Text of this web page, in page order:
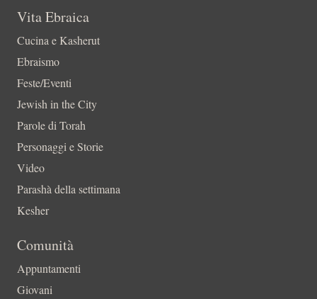
Vita Ebraica
Cucina e Kasherut
Ebraismo
Feste/Eventi
Jewish in the City
Parole di Torah
Personaggi e Storie
Video
Parashà della settimana
Kesher
Comunità
Appuntamenti
Giovani